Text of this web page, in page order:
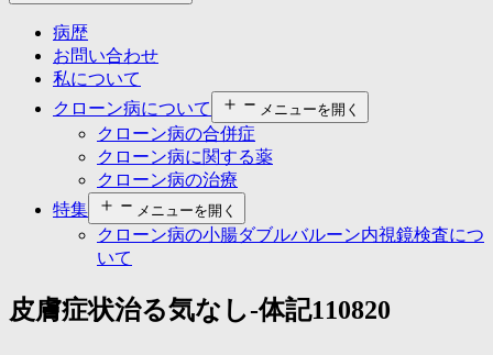
病歴
お問い合わせ
私について
クローン病について
メニューを開く
クローン病の合併症
クローン病に関する薬
クローン病の治療
特集
メニューを開く
クローン病の小腸ダブルバルーン内視鏡検査につ
いて
皮膚症状治る気なし-体記110820